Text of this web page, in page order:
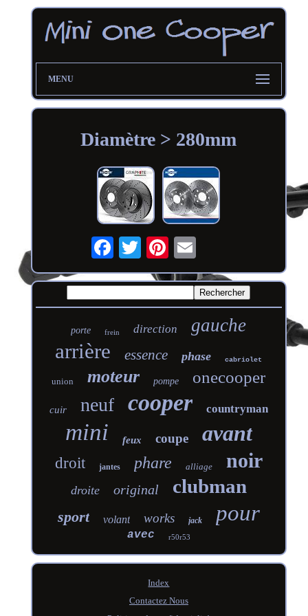
MENU
Diamètre > 280mm
porte frein direction gauche
arrière essence phase cabriolet
union moteur pompe onecooper
cuir neuf cooper countryman
mini feux coupe avant
droit jantes phare alliage noir
droite original clubman
sport volant works jack pour
avec r50r53
Index
Contactez Nous